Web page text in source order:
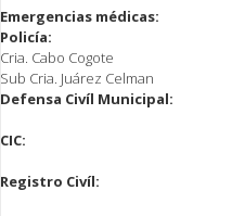
Emergencias médicas:
Policía:
Cria. Cabo Cogote
Sub Cria. Juárez Celman
Defensa Civíl Municipal:
CIC:
Registro Civíl: